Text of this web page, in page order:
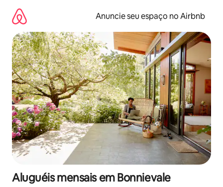
para
conteúdo
Anuncie seu espaço no Airbnb
Aluguéis mensais em Bonnievale